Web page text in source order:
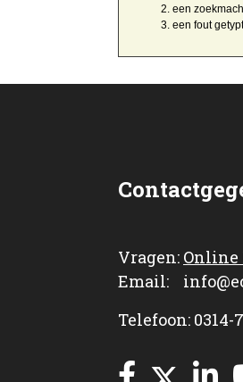
een
een fout getypt
Vragen: Online
Email:
Telefoon: 0314-